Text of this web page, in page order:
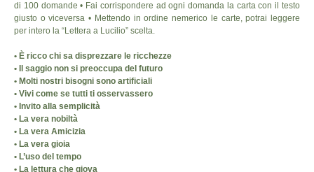
di 100 domande • Fai corrispondere ad ogni domanda la carta con il testo
giusto o viceversa • Mettendo in ordine nemerico le carte, potrai leggere
per intero la “Lettera a Lucilio” scelta.
• È ricco chi sa disprezzare le ricchezze
• Il saggio non si preoccupa del futuro
• Molti nostri bisogni sono artificiali
• Vivi come se tutti ti osservassero
• Invito alla semplicità
• La vera nobiltà
• La vera Amicizia
• La vera gioia
• L’uso del tempo
• La lettura che giova